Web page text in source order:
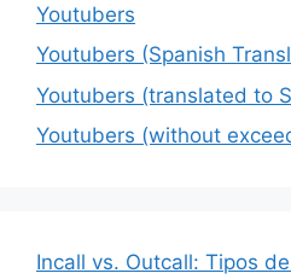
Youtubers
Youtubers (Spanish
Youtubers (translated to
Youtubers (without
Incall vs. Outcall: Tipos